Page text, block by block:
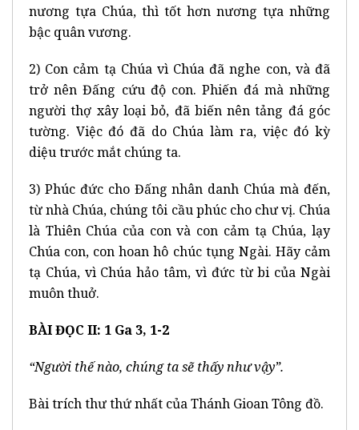
nương tựa Chúa, thì tốt hơn nương tựa những
bậc quân vương.
2) Con cảm tạ Chúa vì Chúa đã nghe con, và đã
trở nên Đấng cứu độ con. Phiến đá mà những
người thợ xây loại bỏ, đã biến nên tảng đá góc
tường. Việc đó đã do Chúa làm ra, việc đó kỳ
diệu trước mắt chúng ta.
3) Phúc đức cho Đấng nhân danh Chúa mà đến,
từ nhà Chúa, chúng tôi cầu phúc cho chư vị. Chúa
là Thiên Chúa của con và con cảm tạ Chúa, lạy
Chúa con, con hoan hô chúc tụng Ngài. Hãy cảm
tạ Chúa, vì Chúa hảo tâm, vì đức từ bi của Ngài
muôn thuở.
BÀI ĐỌC II: 1 Ga 3, 1-2
“Người thế nào, chúng ta sẽ thấy như vậy”.
Bài trích thư thứ nhất của Thánh Gioan Tông đồ.